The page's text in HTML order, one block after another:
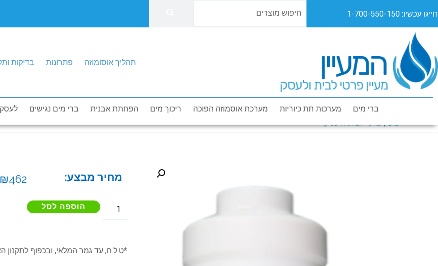
חייגו עכשיו: 1-700-550-150
תהליך אוסומוזה פתרונות בדיקות
ברי מים מערכות תת כיוריות מערכת אוסמוזה הפוכה ריכוך מים הפחתת אבנית ברי מים נגישים מוצרים מבצעים אודות בדיקות ותקנים הזמנת טכנאי תהליך אוסומוזה
מחיר מבצע: ₪462
הוספה לסל
*ט.ל.ח, עד גמר המלאי, ובכפוף לתקנון